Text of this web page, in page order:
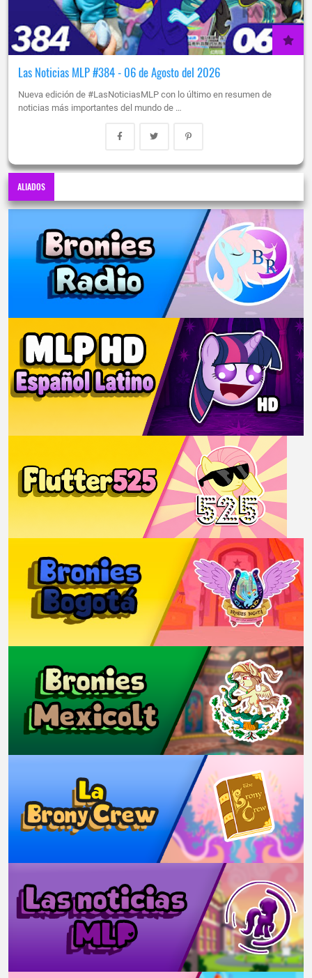
Las Noticias MLP #384 - 06 de Agosto del 2026
Nueva edición de #LasNoticiasMLP con lo último en resumen de
noticias más importantes del mundo de …
ALIADOS